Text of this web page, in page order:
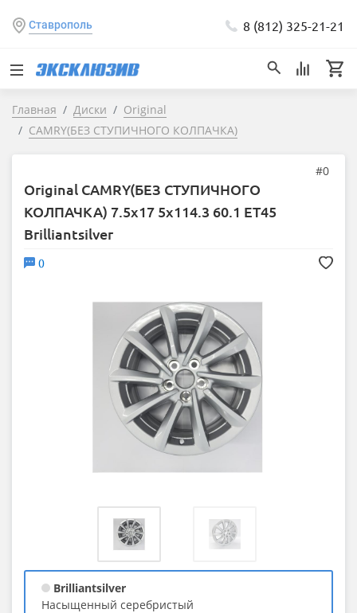
Ставрополь 8 (812) 325-21-21
Главная Диски
Original
CAMRY(БЕЗ СТУПИЧНОГО КОЛПАЧКА)
#0
Brilliantsilver
насыщенный серебристый
Original CAMRY(БЕЗ СТУПИЧНОГО
КОЛПАЧКА) 7.5x17 5x114.3 60.1 ET45
Brilliantsilver
0